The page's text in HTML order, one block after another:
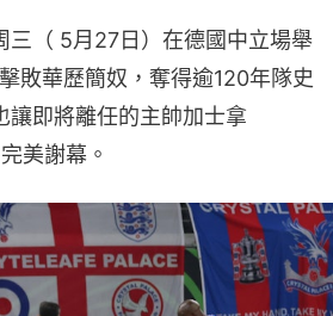
三（ 5月27日）在德國中立場舉
敗華歷簡奴，奪得逾120年隊史
讓即將離任的主帥加士拿
美謝幕。